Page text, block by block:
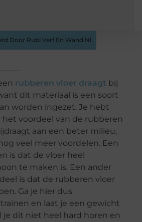
Door Rubi Verf En Wand.nl
rubberen vloer draagt bij
dit materiaal is een soort
worden ingezet. Je hebt
het voordeel van de rubberen
aan een beter milieu,
veel meer voordelen. Een
is dat de vloer heel
te maken is. Een ander
is dat de rubberen vloer
Ga je hier dus
en laat je een gewicht
je dit niet heel hard horen en